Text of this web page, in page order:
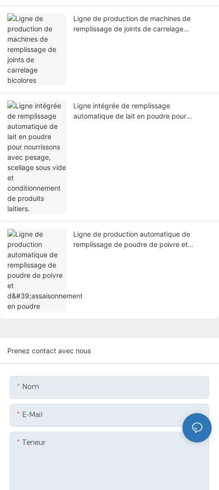
Ligne de production de machines de
remplissage de joints de carrelage
Ligne intégrée de remplissage
automatique de lait en poudre pour
Ligne de production automatique de
remplissage de poudre de poivre et
Prenez contact avec nous
Nom
E-Mail
Teneur